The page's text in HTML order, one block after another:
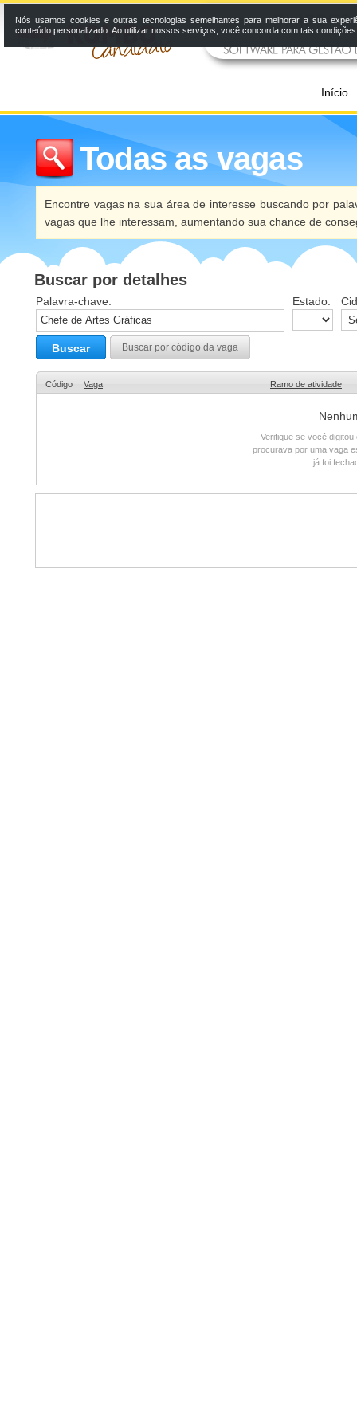
Início
Todas as vagas
Encontre vagas na sua área de interesse buscando por
vagas que lhe interessam, aumentando sua chance de
Buscar por detalhes
Palavra-chave: Estado:
Buscar Buscar por código da vaga
Código Vaga Ramo de atividade
Verifique se você
procurava por uma vaga
já foi
Nós usamos cookies e outras tecnologias semelhantes para melhorar a sua
conteúdo personalizado. Ao utilizar nossos serviços, você concorda com tais